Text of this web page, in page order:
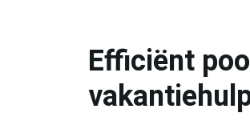
Efficiënt